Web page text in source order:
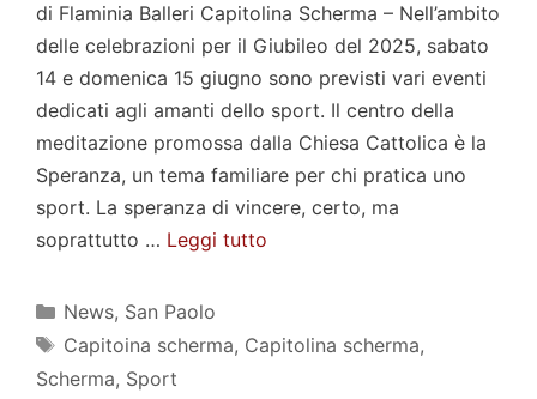
di Flaminia Balleri Capitolina Scherma – Nell’ambito
delle celebrazioni per il Giubileo del 2025, sabato
14 e domenica 15 giugno sono previsti vari eventi
dedicati agli amanti dello sport. Il centro della
meditazione promossa dalla Chiesa Cattolica è la
Speranza, un tema familiare per chi pratica uno
sport. La speranza di vincere, certo, ma
soprattutto … Leggi tutto
Categorie
News, San Paolo
Tag
Capitoina scherma, Capitolina scherma,
Scherma, Sport